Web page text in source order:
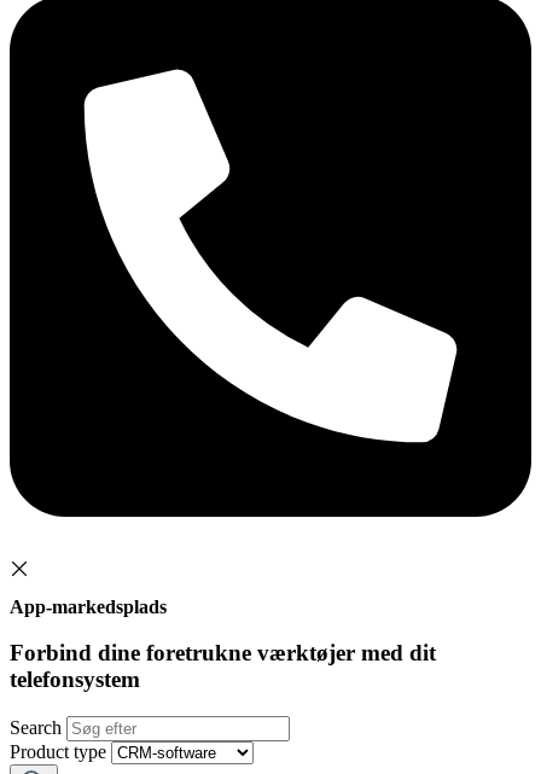
App-markedsplads
Forbind dine foretrukne værktøjer med dit
telefonsystem
Search
Product type